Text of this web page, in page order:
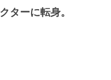
クターに転身。